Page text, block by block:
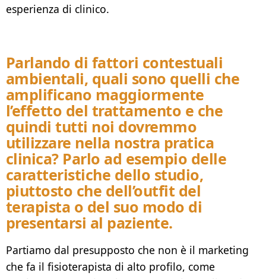
esperienza di clinico.
Parlando di fattori contestuali
ambientali, quali sono quelli che
amplificano maggiormente
l’effetto del trattamento e che
quindi tutti noi dovremmo
utilizzare nella nostra pratica
clinica? Parlo ad esempio delle
caratteristiche dello studio,
piuttosto che dell’outfit del
terapista o del suo modo di
presentarsi al paziente.
Partiamo dal presupposto che non è il marketing
che fa il fisioterapista di alto profilo, come